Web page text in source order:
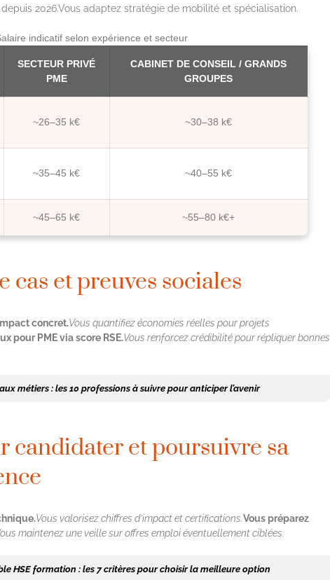
2026.Vous adaptez stratégie de mobilité et spécialisation.
indicatif selon expérience et secteur
SECTEUR PRIVÉ
PME
CABINET DE CONSEIL / GRANDS
GROUPES
~26–35 k€ ~30–38 k€
~35–45 k€ ~40–55 k€
~45–65 k€ ~55–80 k€+
cas et preuves sociales
concret.Vous quantifiez économies réelles pour projets
pour PME via score RSE.Vous renforcez crédibilité pour répliquer bonnes
métiers : les 10 professions à suivre pour anticiper l’avenir
candidater et poursuivre sa
Vous valorisez chiffres d’impact et certifications.Vous préparez
maintenez une veille sur offres emploi éventuellement ciblées.
HSE formation : les 7 critères pour choisir la meilleure option